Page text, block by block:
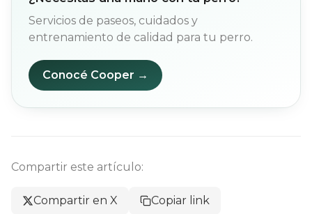
Servicios de paseos, cuidados y
entrenamiento de calidad para tu perro.
Conocé Cooper →
Compartir este artículo:
Compartir en X Copiar link